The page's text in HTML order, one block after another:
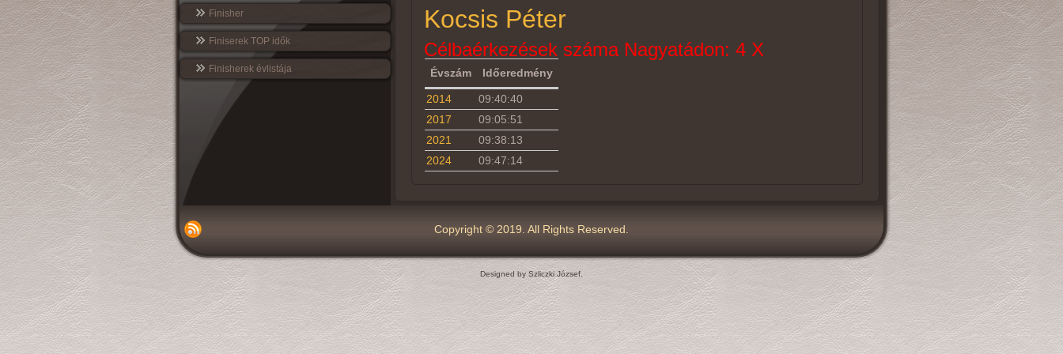
Finisher
Finiserek TOP idők
Finisherek évlistája
Kocsis Péter
Célbaérkezések száma Nagyatádon: 4 X
Évszám Időeredmény
2014
09:40:40
2017
09:05:51
2021
09:38:13
2024
09:47:14
Copyright © 2019. All Rights Reserved.
Designed by Szliczki József.